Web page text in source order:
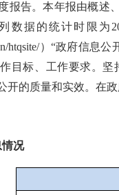
报告。本年报由概述
数据的统计时限为
htqsite/）“政府信
目标、工作要求。
开的质量和实效。在
况